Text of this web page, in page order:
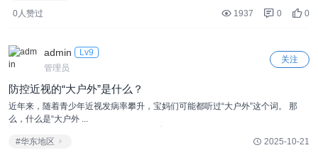
0人赞过
1937 0 0
admin
Lv9
管理员
关注
防控近视的“大户外”是什么？
近年来，随着青少年近视发病率攀升，宝妈们可能都听过“大户外”这个词。 那
么，什么是“大户外 ...
#华东地区
2025-10-21